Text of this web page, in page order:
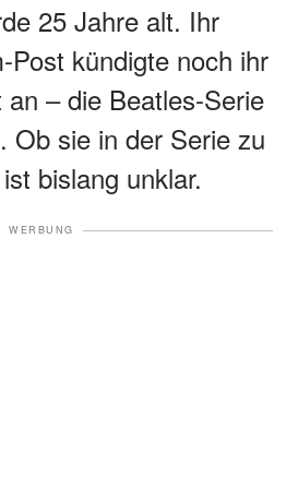
25 Jahre alt. Ihr
Post kündigte noch ihr
– die Beatles-Serie
Ob sie in der Serie zu
bislang unklar.
WERBUNG